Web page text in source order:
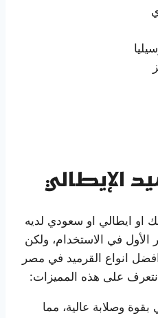
الإيطالي
او ايطالي او سعودي لديه
الأول في الاستخدام، ولكن
افضل انواع القرميد في مصر
نتعرف على هذه المميزات:
بقوة وصلابة عالية، مما